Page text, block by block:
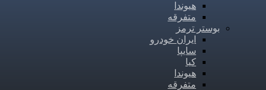
هیوندا
متفرقه
بوستر ترمز
ایران خودرو
سایپا
کیا
هیوندا
متفرقه